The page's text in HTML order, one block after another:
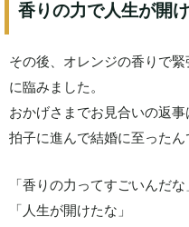
香りの力で人生が開
その後、オレンジの香りで
に臨みました。
おかげさまでお見合いの返
拍子に進んで結婚に至ったん
「香りの力ってすごいんだな
「人生が開けたな」